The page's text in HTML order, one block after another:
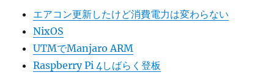
エアコン更新したけど消費電力は変わらない
NixOS
UTMでManjaro ARM
Raspberry Pi 4しばらく登板